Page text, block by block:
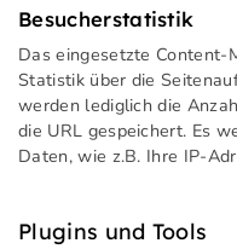
Besucherstatistik
Das eingesetzte Content-
Statistik über die
werden lediglich die
die URL gespeichert. Es
Daten, wie z.B. Ihre IP-
Plugins und Tools